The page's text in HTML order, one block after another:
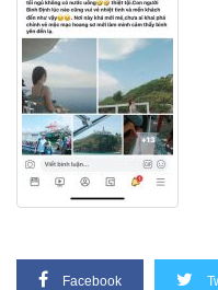
Facebook